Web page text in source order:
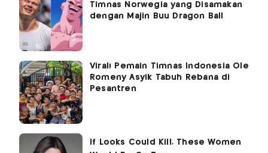
Timnas Norwegia yang Disamakan
dengan Majin Buu Dragon Ball
Viral! Pemain Timnas Indonesia Ole
Romeny Asyik Tabuh Rebana di
Pesantren